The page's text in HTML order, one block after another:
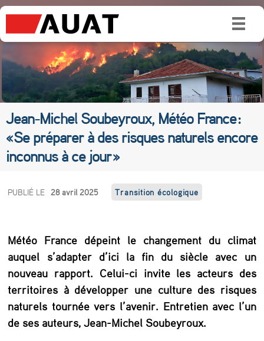
Jean-Michel Soubeyroux, Météo France :
« Se préparer à des risques naturels encore
inconnus à ce jour »
J
n
-
M
i
c
PUBLIÉ LE 28 avril 2025 Transition écologique
Météo France dépeint le changement du climat
auquel s’adapter d’ici la fin du siècle avec un
nouveau rapport. Celui-ci invite les acteurs des
territoires à développer une culture des risques
naturels tournée vers l’avenir. Entretien avec l’un
de ses auteurs, Jean-Michel Soubeyroux.